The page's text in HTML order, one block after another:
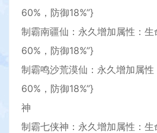
60%，防御18%”}
制霸南疆仙：永久增加属性：
60%，防御18%”}
制霸鸣沙荒漠仙：永久增加属
60%，防御18%”}
神
制霸七侠神：永久增加属性：